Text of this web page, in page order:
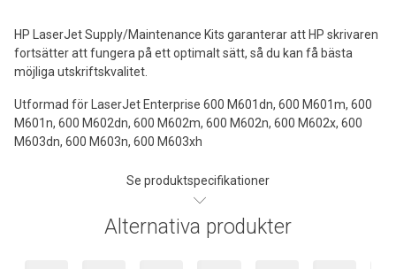
HP LaserJet Supply/Maintenance Kits garanterar att HP skrivaren
fortsätter att fungera på ett optimalt sätt, så du kan få bästa
möjliga utskriftskvalitet.
Utformad för LaserJet Enterprise 600 M601dn, 600 M601m, 600
M601n, 600 M602dn, 600 M602m, 600 M602n, 600 M602x, 600
M603dn, 600 M603n, 600 M603xh
Se produktspecifikationer
Alternativa produkter